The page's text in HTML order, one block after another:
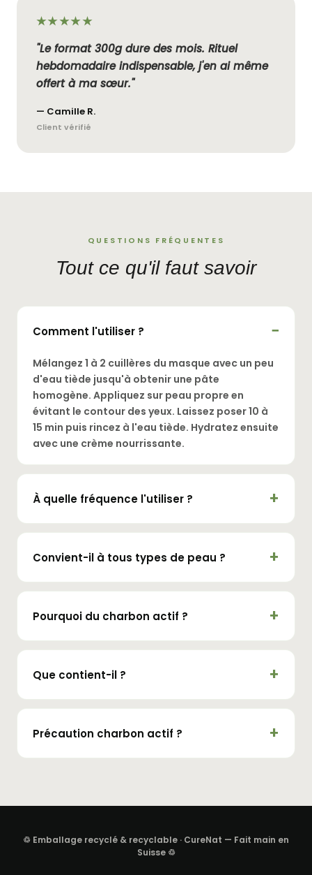
★★★★★
"Le format 300g dure des mois. Rituel
hebdomadaire indispensable, j'en ai même
offert à ma sœur."
— Camille R.
Client vérifié
QUESTIONS FRÉQUENTES
Tout ce qu'il faut savoir
Comment l'utiliser ?
Mélangez 1 à 2 cuillères du masque avec un peu
d'eau tiède jusqu'à obtenir une pâte
homogène. Appliquez sur peau propre en
évitant le contour des yeux. Laissez poser 10 à
15 min puis rincez à l'eau tiède. Hydratez ensuite
avec une crème nourrissante.
À quelle fréquence l'utiliser ?
Convient-il à tous types de peau ?
Pourquoi du charbon actif ?
Que contient-il ?
Précaution charbon actif ?
♲ Emballage recyclé & recyclable · CureNat — Fait main en
Suisse ♲